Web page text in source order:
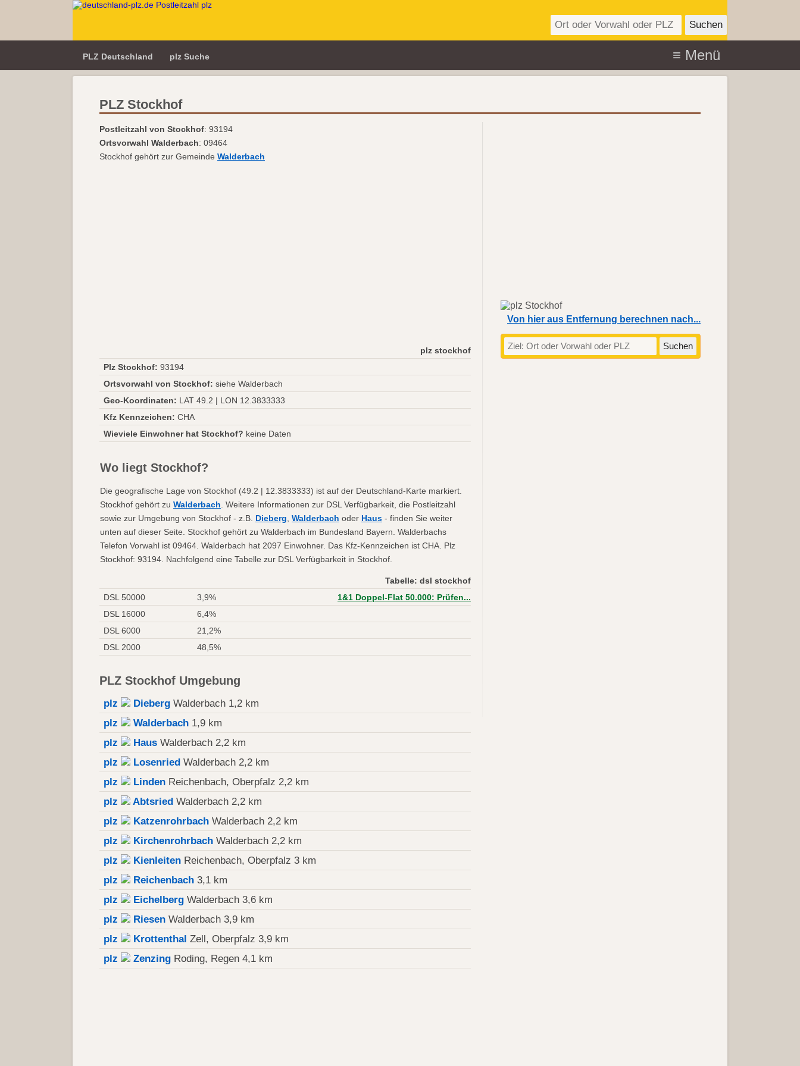
PLZ Deutschland plz Suche
PLZ Stockhof
Postleitzahl von Stockhof: 93194
Ortsvorwahl Walderbach: 09464
Stockhof gehört zur Gemeinde Walderbach
plz stockhof
Plz Stockhof: 93194
Ortsvorwahl von Stockhof: siehe Walderbach
Geo-Koordinaten: LAT 49.2 | LON 12.3833333
Kfz Kennzeichen: CHA
Wieviele Einwohner hat Stockhof? keine Daten
Wo liegt Stockhof?
Die geografische Lage von Stockhof (49.2 | 12.3833333) ist auf der Deutschland-Karte markiert.
Stockhof gehört zu Walderbach . Weitere Informationen zur DSL Verfügbarkeit, die Postleitzahl
sowie zur Umgebung von Stockhof - z.B. Dieberg Walderbach oder Haus - finden Sie weiter
unten auf dieser Seite. Stockhof gehört zu Walderbach im Bundesland Bayern. Walderbachs
Telefon Vorwahl ist 09464. Walderbach hat 2097 Einwohner. Das Kfz-Kennzeichen ist CHA. Plz
Stockhof: 93194. Nachfolgend eine Tabelle zur DSL Verfügbarkeit in Stockhof.
Tabelle: dsl stockhof
DSL 50000
3,9%
1&1 Doppel-Flat 50.000: Prüfen...
DSL 16000
6,4%
DSL 6000
21,2%
DSL 2000
48,5%
PLZ Stockhof Umgebung
plz Dieberg Walderbach 1,2 km
plz
Walderbach 1,9 km
plz
Haus Walderbach 2,2 km
plz
Losenried Walderbach 2,2 km
plz
Linden Reichenbach, Oberpfalz 2,2 km
plz
Abtsried Walderbach 2,2 km
plz
Katzenrohrbach Walderbach 2,2 km
plz
Kirchenrohrbach Walderbach 2,2 km
plz
Kienleiten Reichenbach, Oberpfalz 3 km
plz
Reichenbach 3,1 km
plz
Eichelberg Walderbach 3,6 km
plz
Riesen Walderbach 3,9 km
plz
Krottenthal Zell, Oberpfalz 3,9 km
plz
Zenzing Roding, Regen 4,1 km
Von hier aus Entfernung berechnen nach...